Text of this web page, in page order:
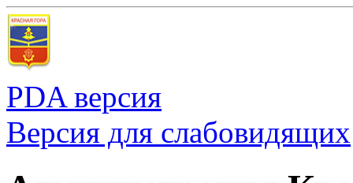
PDA версия
Версия для слабовидящих